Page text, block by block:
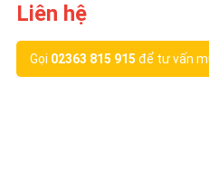
Liên hệ
Gọi 02363 815 915 để tư vấn